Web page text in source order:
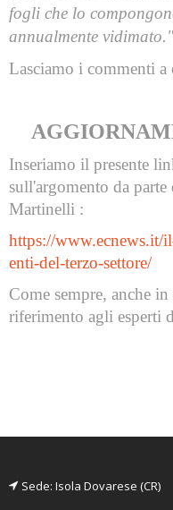
fogli che lo
annualmente vidimato."
Lasciamo i commenti a
Inseriamo il presente
sull'argomento da
Martinelli :
https://www.ecnews.it/
enti-del-terzo-settore/
Come sempre, anche
riferimento agli esperti
Sede: Isola Dovarese (CR)